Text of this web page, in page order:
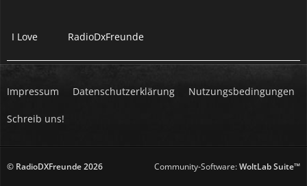
I Love RadioDxFreunde
Impressum Datenschutzerklärung Nutzungsbedingungen
Schreib uns!
© RadioDXFreunde2026 Community-Software:WoltLab Suite™